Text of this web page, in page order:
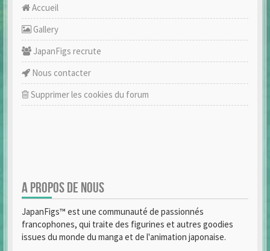
Accueil
Gallery
JapanFigs recrute
Nous contacter
Supprimer les cookies du forum
A PROPOS DE NOUS
JapanFigs™ est une communauté de passionnés
francophones, qui traite des figurines et autres goodies
issues du monde du manga et de l'animation japonaise.